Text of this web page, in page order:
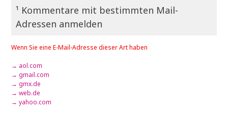
¹ Kommentare mit bestimmten Mail-
Adressen anmelden
Wenn Sie eine E-Mail-Adresse dieser Art haben
→ aol.com
→ gmail.com
→ gmx.de
→ web.de
→ yahoo.com